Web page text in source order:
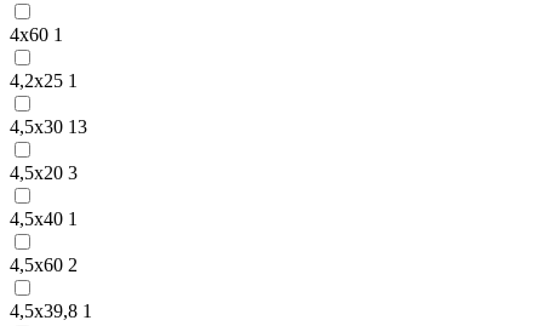
4х60 1
4,2х25 1
4,5х30 13
4,5х20 3
4,5х40 1
4,5х60 2
4,5х39,8 1